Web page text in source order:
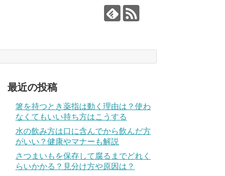
最近の投稿
箸を持つとき薬指は動く理由は？使わ
なくてもいい持ち方はこうする
水の飲み方は口に含んでから飲んだ方
がいい？健康やマナーも解説
さつまいもを保存して腐るまでどれく
らいかかる？見分け方や原因は？